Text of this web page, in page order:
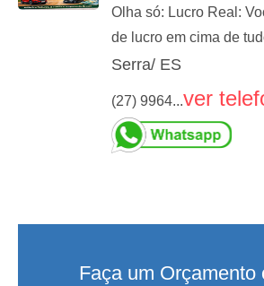
Olha só: Lucro Real:
de lucro em cima de
Serra/ ES
(27) 9964...ver
Faça um Orçamento